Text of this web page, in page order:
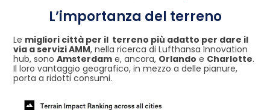
L’importanza del terreno
Le migliori città per il terreno più adatto per dare il
via a servizi AMM, nella ricerca di Lufthansa Innovation
hub, sono Amsterdam e, ancora, Orlando e Charlotte.
Il loro vantaggio geografico, in mezzo a delle pianure,
porta a ridotti consumi.